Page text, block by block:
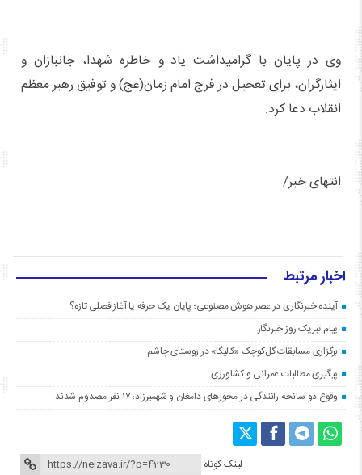
وی در پایان با گرامیداشت یاد و خاطره شهدا، جانبازان و
ایثارگران، برای تعجیل در فرج امام زمان(عج) و توفیق رهبر معظم
انقلاب دعا کرد.
انتهای خبر/
اخبار مرتبط
آینده خبرنگاری در عصر هوش مصنوعی؛ پایان یک حرفه یا آغاز فصلی تازه؟
پیام تبریک روز خبرنگار
برگزاری مسابقات گل‌کوچک «کالیگا» در روستای چاشم
پیگیری مطالبات عمرانی و کشاورزی
وقوع دو سانحه رانندگی در محورهای دامغان و شهمیرزاد؛ ۱۷ نفر مصدوم شدند
لینک کوتاه